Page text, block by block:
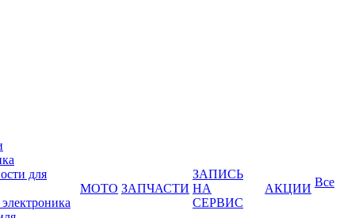
для
МОТО ЗАПЧАСТИ
ЗАПИСЬ
НА
СЕРВИС
АКЦИИ Все